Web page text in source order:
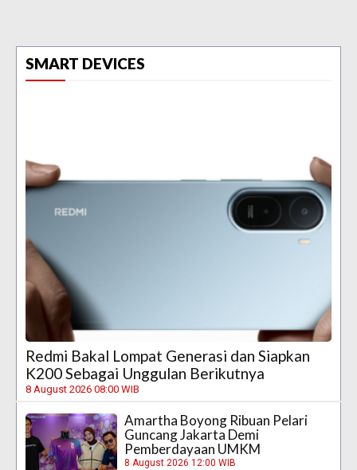
SMART DEVICES
Redmi Bakal Lompat Generasi dan Siapkan
K200 Sebagai Unggulan Berikutnya
8 August 2026 08:00 WIB
Amartha Boyong Ribuan Pelari
Guncang Jakarta Demi
Pemberdayaan UMKM
8 August 2026 12:00 WIB